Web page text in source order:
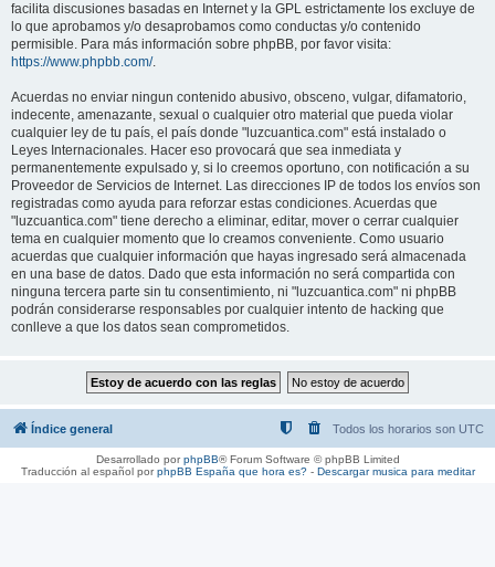
facilita discusiones basadas en Internet y la GPL estrictamente los excluye de
lo que aprobamos y/o desaprobamos como conductas y/o contenido
permisible. Para más información sobre phpBB, por favor visita:
https://www.phpbb.com/.
Acuerdas no enviar ningun contenido abusivo, obsceno, vulgar, difamatorio,
indecente, amenazante, sexual o cualquier otro material que pueda violar
cualquier ley de tu país, el país donde "luzcuantica.com" está instalado o
Leyes Internacionales. Hacer eso provocará que sea inmediata y
permanentemente expulsado y, si lo creemos oportuno, con notificación a su
Proveedor de Servicios de Internet. Las direcciones IP de todos los envíos son
registradas como ayuda para reforzar estas condiciones. Acuerdas que
"luzcuantica.com" tiene derecho a eliminar, editar, mover o cerrar cualquier
tema en cualquier momento que lo creamos conveniente. Como usuario
acuerdas que cualquier información que hayas ingresado será almacenada
en una base de datos. Dado que esta información no será compartida con
ninguna tercera parte sin tu consentimiento, ni "luzcuantica.com" ni phpBB
podrán considerarse responsables por cualquier intento de hacking que
conlleve a que los datos sean comprometidos.
Índice general Todos los horarios son UTC
Desarrollado porphpBB® Forum Software © phpBB Limited
Traducción al español porphpBB España que hora es?- Descargar musica para meditar